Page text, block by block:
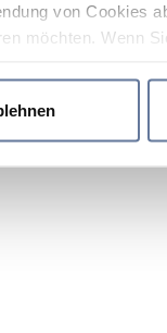
von Cookies
möchten. Wenn